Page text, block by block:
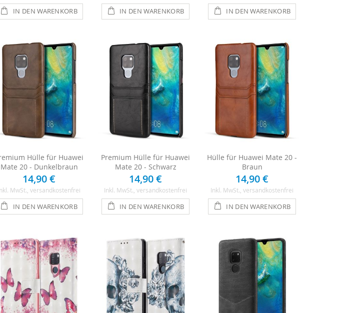
IN DEN WARENKORB IN DEN WARENKORB IN DEN WARENKORB
Hülle für Huawei
Mate 20 - Dunkelbraun
14,90 €
MwSt., versandkostenfrei
IN DEN WARENKORB
Premium Hülle für Huawei
Mate 20 - Schwarz
14,90 €
Inkl. MwSt., versandkostenfrei
IN DEN WARENKORB
Hülle für Huawei Mate 20 -
Braun
14,90 €
Inkl. MwSt., versandkostenfrei
IN DEN WARENKORB